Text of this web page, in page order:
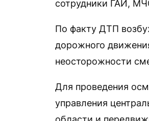
сотрудники ГАИ,
По факту ДТП
дорожного
неосторожности
Для проведения
управления